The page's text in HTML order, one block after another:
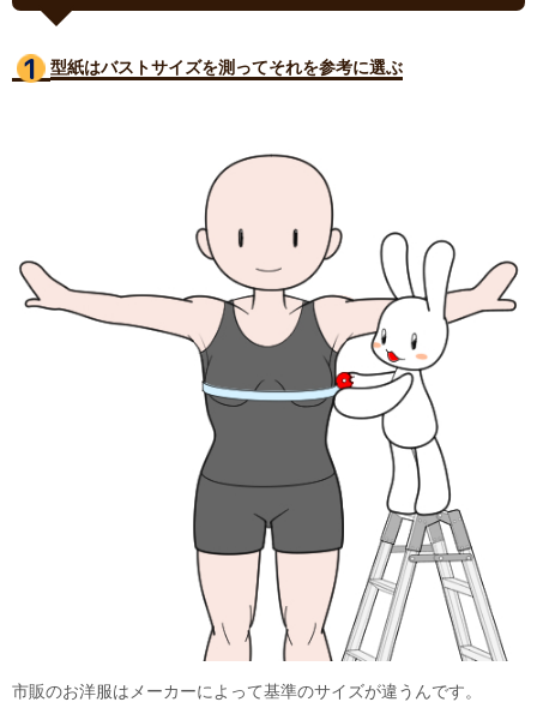
型紙はバストサイズを測ってそれを参考に選ぶ
市販のお洋服はメーカーによって基準のサイズが違うんです。